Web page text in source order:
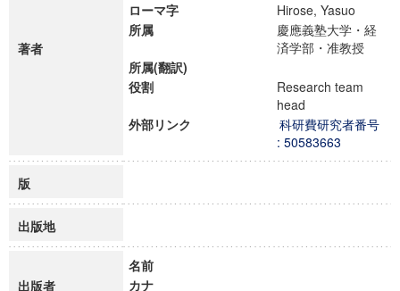
著者
ローマ字
Hirose, Yasuo
所属
慶應義塾大学・経
済学部・准教授
所属(翻訳)
役割
Research team
head
外部リンク
科研費研究者番号
: 50583663
版
出版地
出版者
名前
カナ